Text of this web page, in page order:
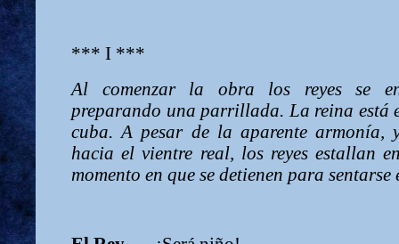
*** I ***
Al comenzar la obra los reyes se
preparando una parrillada. La reina está
cuba. A pesar de la aparente armonía,
hacia el vientre real, los reyes estallan
momento en que se detienen para